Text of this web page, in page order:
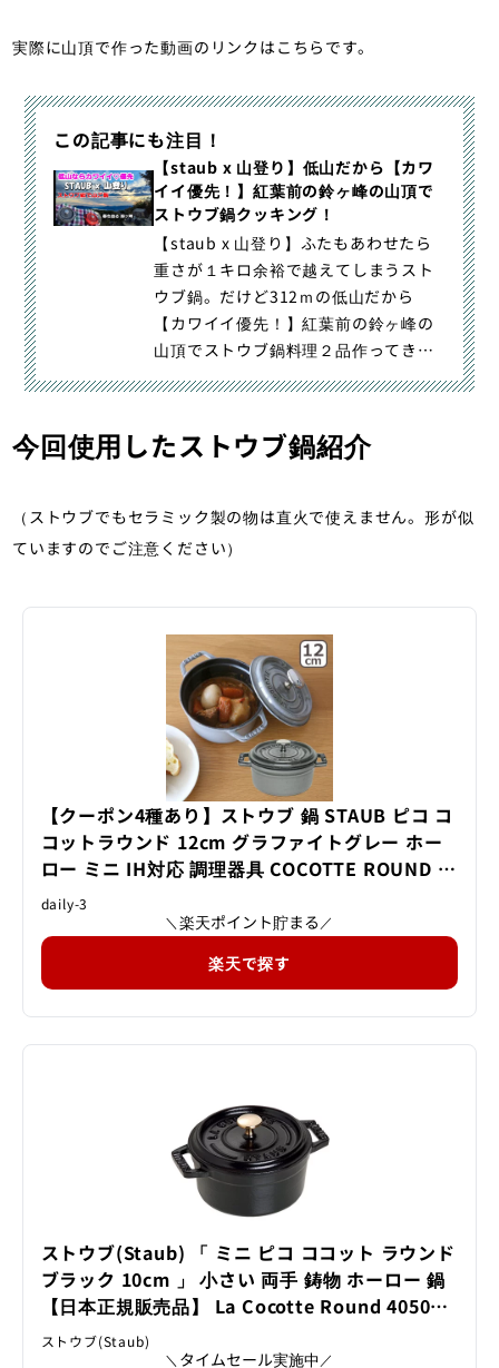
実際に山頂で作った動画のリンクはこちらです。
この記事にも注目！
【staub x 山登り】低山だから【カワ
イイ優先！】紅葉前の鈴ヶ峰の山頂で
ストウブ鍋クッキング！
【staub x 山登り】ふたもあわせたら
重さが１キロ余裕で越えてしまうスト
ウブ鍋。だけど312ｍの低山だから
【カワイイ優先！】紅葉前の鈴ヶ峰の
山頂でストウブ鍋料理２品作ってきま
した。意外と早く迫りくる日没タイ
マジックアワーっぽいものも楽しめま
した。コースは憩いの森登山口からの
今回使用したストウブ鍋紹介
（ストウブでもセラミック製の物は直火で使えません。形が似
ていますのでご注意ください）
【クーポン4種あり】ストウブ 鍋 STAUB ピコ コ
コットラウンド 12cm グラファイトグレー ホー
ロー ミニ IH対応 調理器具 COCOTTE ROUND ギ
フト・のし可
daily-3
＼ 楽天ポイント貯まる ／
楽天で探す
ストウブ(Staub) 「 ミニ ピコ ココット ラウンド
ブラック 10cm 」 小さい 両手 鋳物 ホーロー 鍋
【日本正規販売品】 La Cocotte Round 40500-
101
ストウブ(Staub)
＼ タイムセール実施中 ／